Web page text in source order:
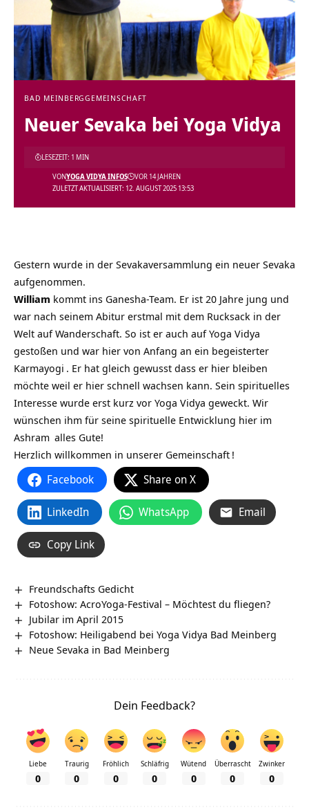
BAD MEINBERGGEMEINSCHAFT
Neuer Sevaka bei Yoga Vidya
ZULETZT AKTUALISIERT: 12. AUGUST 2025 13:53
VONYOGA VIDYA INFOS VOR 14 JAHREN
LESEZEIT: 1 MIN
Gestern wurde in der Sevakaversammlung ein neuer Sevaka
aufgenommen.
William kommt ins Ganesha-Team. Er ist 20 Jahre jung und
war nach seinem Abitur erstmal mit dem Rucksack in der
Welt auf Wanderschaft. So ist er auch aufYoga Vidya
gestoßen und war hier von Anfang an ein begeisterter
Karmayogi . Er hat gleich gewusst dass er hier bleiben
möchte weil er hier schnell wachsen kann. Sein spirituelles
Interesse wurde erst kurz vor Yoga Vidya geweckt. Wir
wünschen ihm für seine spirituelle Entwicklung hier im
Ashram alles Gute!
Herzlich willkommen in unserer Gemeinschaft !
Facebook Share on X
LinkedIn WhatsApp Email
Copy Link
Freundschafts Gedicht
Fotoshow: AcroYoga-Festival – Möchtest du fliegen?
Jubilar im April 2015
Fotoshow: Heiligabend bei Yoga Vidya Bad Meinberg
Neue Sevaka in Bad Meinberg
Dein Feedback?
Liebe
0
Traurig
0
Fröhlich
0
Schläfrig
0
Wütend
0
Überrascht
0
Zwinker
0